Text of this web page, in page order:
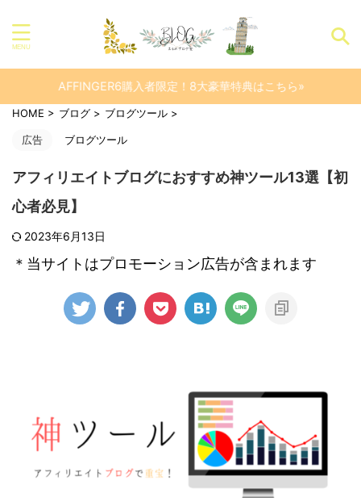
AFFINGER6購入者限定！8大豪華特典はこちら»
HOME > ブログ > ブログツール >
広告 ブログツール
アフィリエイトブログにおすすめ神ツール13選【初
心者必見】
2023年6月13日
＊当サイトはプロモーション広告が含まれます